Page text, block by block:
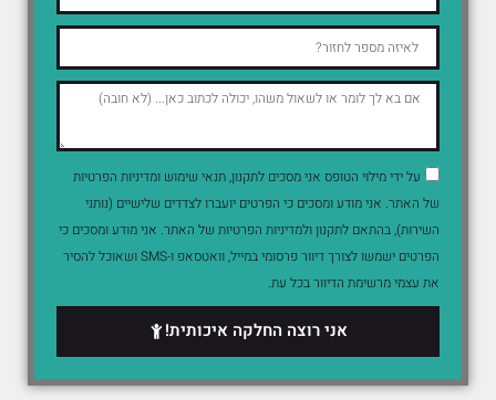
על ידי מילוי הטופס אני מסכים לתקנון, תנאי שימוש ומדיניות הפרטיות
של האתר. אני מודע ומסכים כי הפרטים יועברו לצדדים שלישיים (נותני
השירות), בהתאם לתקנון ולמדיניות הפרטיות של האתר. אני מודע ומסכים כי
הפרטים ישמשו לצורך דיוור פרסומי במייל, וואטסאפ ו-SMS ושאוכל להסיר
את עצמי מרשימת הדיוור בכל עת.
אני רוצה החלקה איכותית!